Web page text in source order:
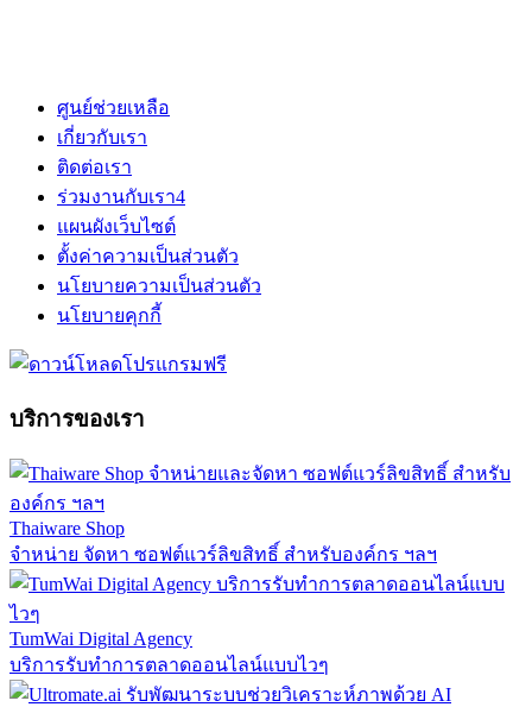
ศูนย์ช่วยเหลือ
เกี่ยวกับเรา
ติดต่อเรา
ร่วมงานกับเรา4
แผนผังเว็บไซต์
ตั้งค่าความเป็นส่วนตัว
นโยบายความเป็นส่วนตัว
นโยบายคุกกี้
บริการของเรา
Thaiware Shop
จำหน่าย จัดหา ซอฟต์แวร์ลิขสิทธิ์ สำหรับองค์กร ฯลฯ
TumWai Digital Agency
บริการรับทำการตลาดออนไลน์แบบไวๆ